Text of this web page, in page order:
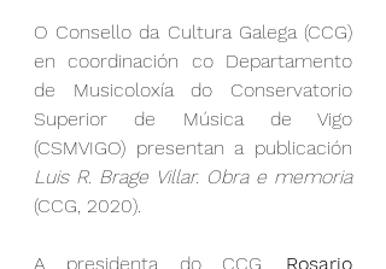
O Consello da Cultura Galega (CCG)
en coordinación co Departamento
de Musicoloxía do Conservatorio
Superior de Música de Vigo
Luis R. Brage Villar. Obra e memoria
(CCG, 2020).
A presidenta do CCG, Rosario